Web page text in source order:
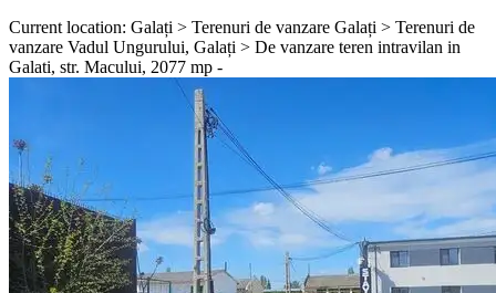
Current location: Galați > Terenuri de vanzare Galați > Terenuri de
vanzare Vadul Ungurului, Galați > De vanzare teren intravilan in
Galati, str. Macului, 2077 mp -